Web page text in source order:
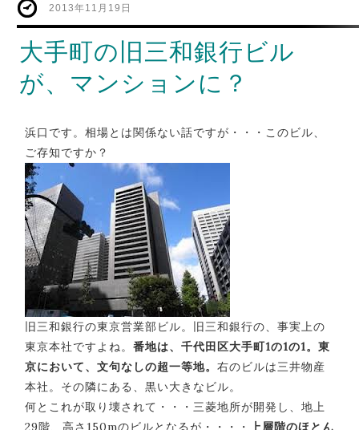
2013年11月19日
大手町の旧三和銀行ビル
が、マンションに？
浜口です。相場とは関係ない話ですが・・・このビル、
ご存知ですか？
旧三和銀行の東京営業部ビル。旧三和銀行の、事実上の
東京本社ですよね。 番地は、千代田区大手町1の1の1。東
京において、文句なしの超一等地。 右のビルは三井物産
本社。その隣にある、黒い大きなビル。
何とこれが取り壊されて・・・三菱地所が開発し、地上
29階、高さ150mのビルとなるが・・・・ 上層階のほとん